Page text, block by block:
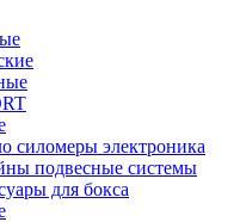
силомеры электроника
подвесные системы
для бокса